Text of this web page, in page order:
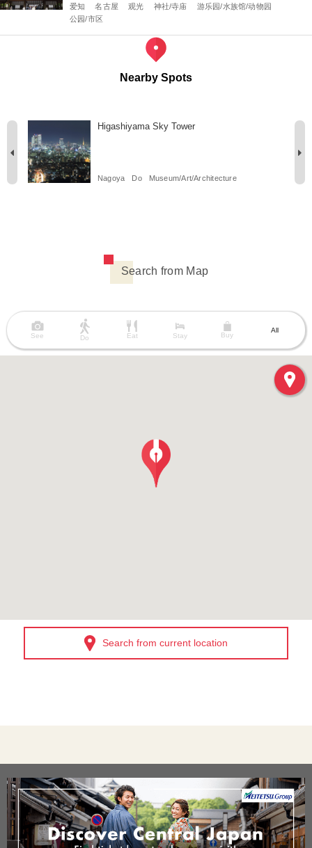
爱知 名古屋 观光 神社/寺庙
游乐园/水族馆/动物园
公园/市区
Nearby Spots
Higashiyama Sky Tower
Nagoya Do Museum/Art/Architecture
Search from Map
See Do Eat Stay Buy
All
Search from current location